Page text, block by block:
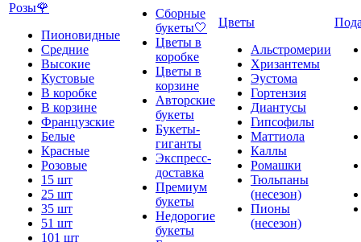
Розы🌹
Пионовидные
Средние
Высокие
Кустовые
В коробке
В корзине
Французские
Белые
Красные
Розовые
15 шт
25 шт
35 шт
51 шт
101 шт
Сборные
букеты🤍
Цветы в
коробке
Цветы в
корзине
Авторские
букеты
Букеты-
гиганты
Экспресс-
доставка
Премиум
букеты
Недорогие
букеты
Цветы
Альстромерии
Хризантемы
Эустома
Гортензия
Диантусы
Гипсофилы
Маттиола
Каллы
Ромашки
Тюльпаны
(несезон)
Пионы
(несезон)